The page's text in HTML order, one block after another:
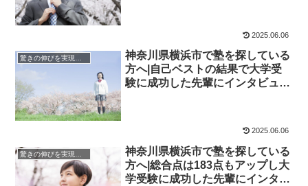
2025.06.06
驚きの伸びを実現｜先輩列伝
神奈川県横浜市で塾を探している
方へ|自己ベストの結果で大学受
験に成功した先輩にインタビュ
2025.06.06
神奈川県横浜市で塾を探している
方へ|総合点は183点もアップし大
学受験に成功した先輩にインタビ